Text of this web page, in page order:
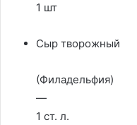
1 шт
Сыр творожный
(Филадельфия)
—
1 ст. л.